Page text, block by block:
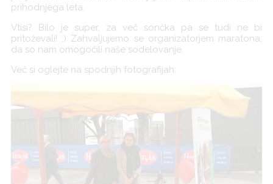
prihodnjega leta.
Vtisi? Bilo je super, za več sončka pa se tudi ne bi
pritoževali! ;) Zahvaljujemo se organizatorjem maratona,
da so nam omogočili naše sodelovanje.
Več si oglejte na spodnjih fotografijah: